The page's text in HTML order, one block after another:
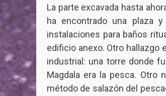
La parte excavada hasta
ha encontrado una plaza
instalaciones para baños
edificio anexo. Otro hallazgo
industrial: una torre donde
Magdala era la pesca. Otro
método de salazón del